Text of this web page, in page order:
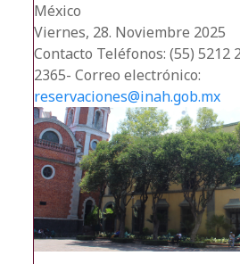
México
Viernes, 28. Noviembre 2025
Contacto Teléfonos: (55) 5212
2365- Correo electrónico:
reservaciones@inah.gob.mx